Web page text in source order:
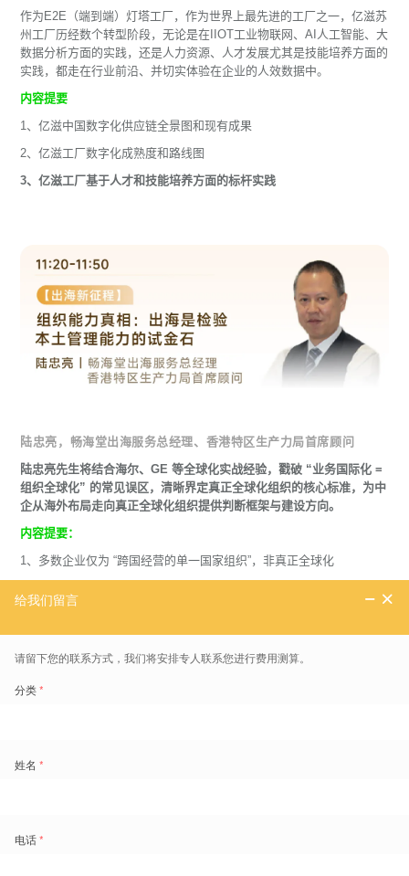
作为E2E（端到端）灯塔工厂，作为世界上最先进的工厂之一，亿滋苏
州工厂历经数个转型阶段，无论是在IIOT工业物联网、AI人工智能、大
数据分析方面的实践，还是人力资源、人才发展尤其是技能培养方面的
实践，都走在行业前沿、并切实体验在企业的人效数据中。
内容提要
1、亿滋中国数字化供应链全景图和现有成果
2、亿滋工厂数字化成熟度和路线图
3、亿滋工厂基于人才和技能培养方面的标杆实践
陆忠亮，畅海堂出海服务总经理、香港特区生产力局首席顾问
陆忠亮先生将结合海尔、GE 等全球化实战经验，戳破 “业务国际化 =
组织全球化” 的常见误区，清晰界定真正全球化组织的核心标准，为中
企从海外布局走向真正全球化组织提供判断框架与建设方向。
内容提要：
1、多数企业仅为 “跨国经营的单一国家组织”，非真正全球化